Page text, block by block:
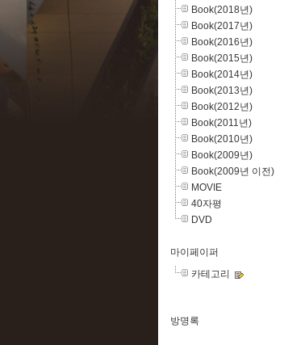
Book(2018년)
Book(2017년)
Book(2016년)
Book(2015년)
Book(2014년)
Book(2013년)
Book(2012년)
Book(2011년)
Book(2010년)
Book(2009년)
Book(2009년 이전)
MOVIE
40자평
DVD
마이페이퍼
카테고리
방명록